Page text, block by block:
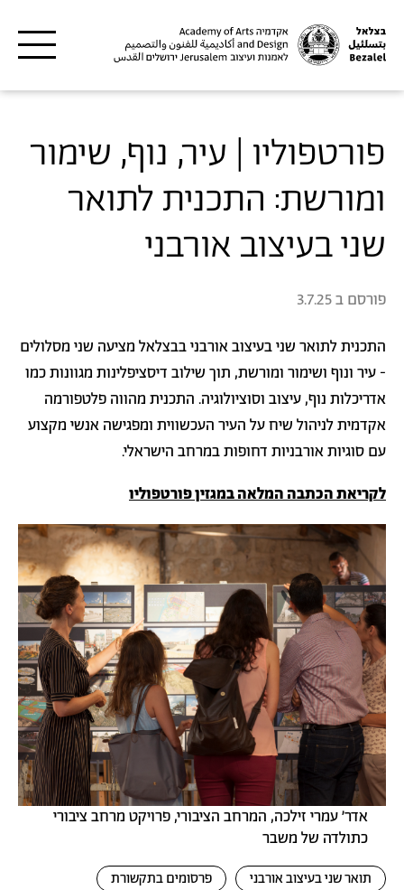
פורטפוליו | עיר, נוף, שימור
ומורשת: התכנית לתואר
שני בעיצוב אורבני
פורסם ב3.7.25
התכנית לתואר שני בעיצוב אורבני בבצלאל מציעה שני מסלולים
- עיר ונוף ושימור ומורשת, תוך שילוב דיסציפלינות מגוונות כמו
אדריכלות נוף, עיצוב וסוציולוגיה. התכנית מהווה פלטפורמה
אקדמית לניהול שיח על העיר העכשווית ומפגישה אנשי מקצוע
עם סוגיות אורבניות דחופות במרחב הישראלי.
לקריאת הכתבה המלאה במגזין פורטפוליו
תמונה
אדר' עמרי זילכה, המרחב הציבורי, פרויקט מרחב ציבורי
כתולדה של משבר
תואר שני בעיצוב אורבני פרסומים בתקשורת